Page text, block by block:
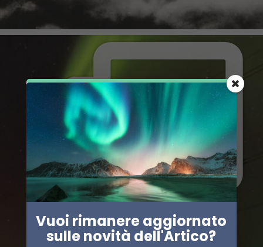
Vuoi rimanere aggiornato
sulle novità dell'Artico?